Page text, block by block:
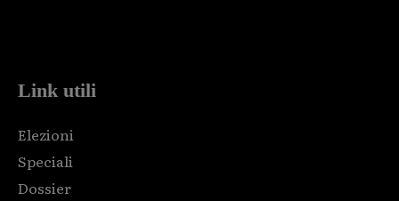
Link utili
Elezioni
Speciali
Dossier